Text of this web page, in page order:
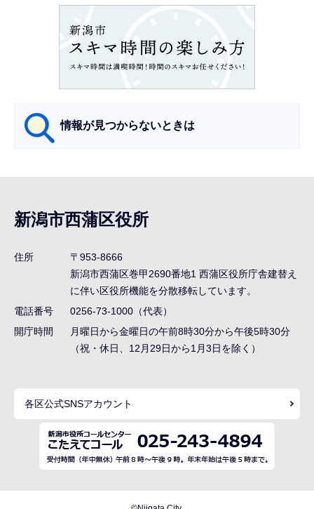
情報が見つからないときは
ナ
ビ
ゲ
ョ
ン
で
新潟市西蒲区役所
住所
〒953-8666
新潟市西蒲区巻甲2690番地1 西蒲区役所庁舎建替え
に伴い区役所機能を分散移転しています。
電話番号
0256-73-1000（代表）
開庁時間
月曜日から金曜日の午前8時30分から午後5時30分
（祝・休日、12月29日から1月3日を除く）
各区公式SNSアカウント